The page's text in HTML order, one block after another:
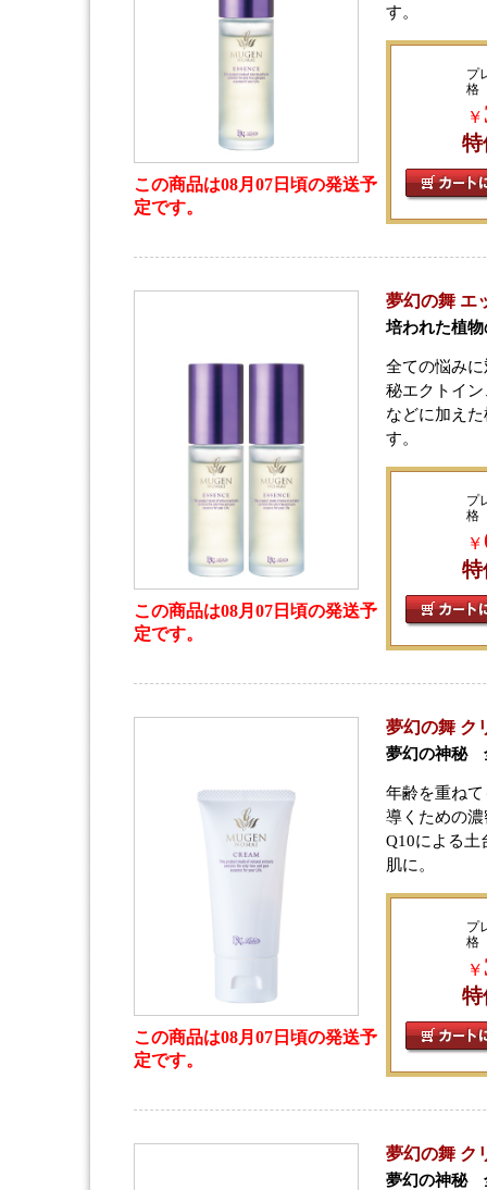
この商品は08月07日頃の発送予
定です。
す。
プ
格
￥
特
この商品は08月07日頃の発送予
定です。
夢幻の舞 エ
培われた植
全ての悩み
秘エクトイ
などに加え
す。
プ
格
￥
特
この商品は08月07日頃の発送予
定です。
夢幻の舞 ク
夢幻の神秘
年齢を重ね
導くための
Q10による土
肌に。
プ
格
￥
特
夢幻の舞 ク
夢幻の神秘